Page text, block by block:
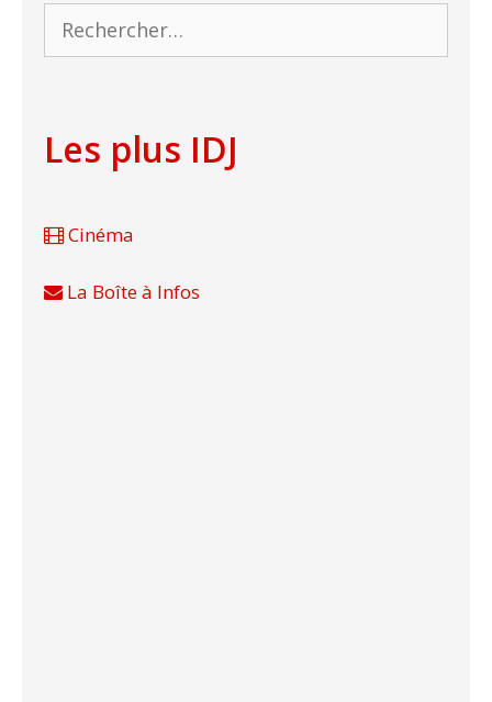
Rechercher :
Les plus IDJ
Cinéma
La Boîte à Infos